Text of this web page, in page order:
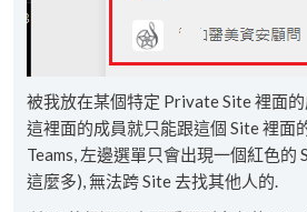
被我放在某個特定 Private Site 裡面
這裡面的成員就只能跟這個 Site 裡面
Teams, 左邊選單只會出現一個紅色的
這麼多), 無法跨 Site 去找其他人的.